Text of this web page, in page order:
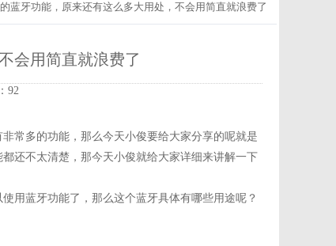
蓝牙功能，原来还有这么多大用处，不会用简直就浪费了
会用简直就浪费了
92
常多的功能，那么今天小俊要给大家分享的呢就是
还不太清楚，那今天小俊就给大家详细来讲解一下
用蓝牙功能了，那么这个蓝牙具体有哪些用途呢？